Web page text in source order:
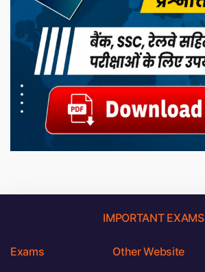
IMPORTANT EXAMS
Exams Other Website